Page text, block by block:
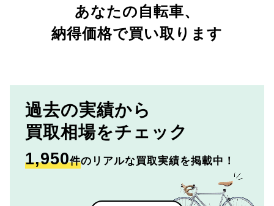
あなたの自転車、
納得価格で買い取ります
過去の実績から
買取相場をチェック
1,950件のリアルな買取実績を掲載中！